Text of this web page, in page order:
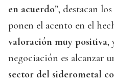
en acuerdo”, destacan
ponen el acento en el
valoración muy positiva,
negociación es alcanzar
sector del siderometal